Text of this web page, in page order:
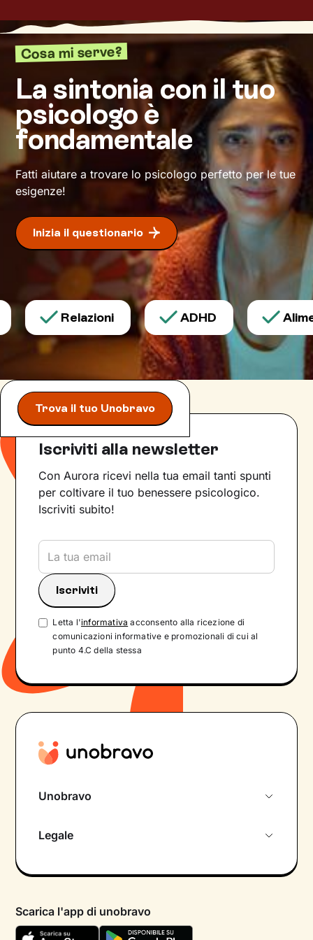
cambiamento positivoe il benessere che
desideri.
Cosa mi serve?
La sintonia con il tuo
psicologo è
fondamentale
Fatti aiutare a trovare lo psicologo perfetto per le tue
esigenze!
Inizia il questionario
Relazioni ADHD
Trova il tuo Unobravo
Iscriviti alla newsletter
Con Aurora ricevi nella tua email tanti spunti
per coltivare il tuo benessere psicologico.
Iscriviti subito!
Letta l'informativa acconsento alla ricezione di
comunicazioni informative e promozionali di cui al
punto 4.C della stessa
Unobravo
Psicologo in chat
Aiuto urgente
Legale
Termini e condizioni
Scarica l'app di unobravo